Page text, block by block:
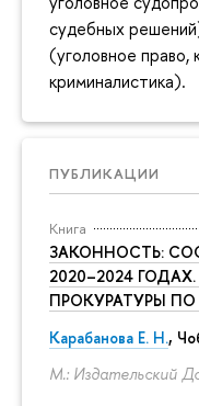
судебных
(уголовное право,
криминалистика).
ПУБЛИКАЦИИ
Книга
ЗАКОННОСТЬ:
2020–2024
ПРОКУРАТУРЫ ПО
Карабанова Е. Н.,
М.: Издательский